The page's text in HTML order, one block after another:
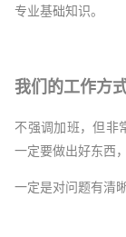
专业基础知识。
我们的工作方
不强调加班，但非
一定要做出好东西
一定是对问题有清